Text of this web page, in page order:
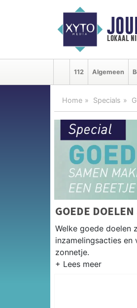
lokaal
112 Algemeen
Home Specials
GOEDE
Welke goede doelen
inzamelingsacties
zonnetje.